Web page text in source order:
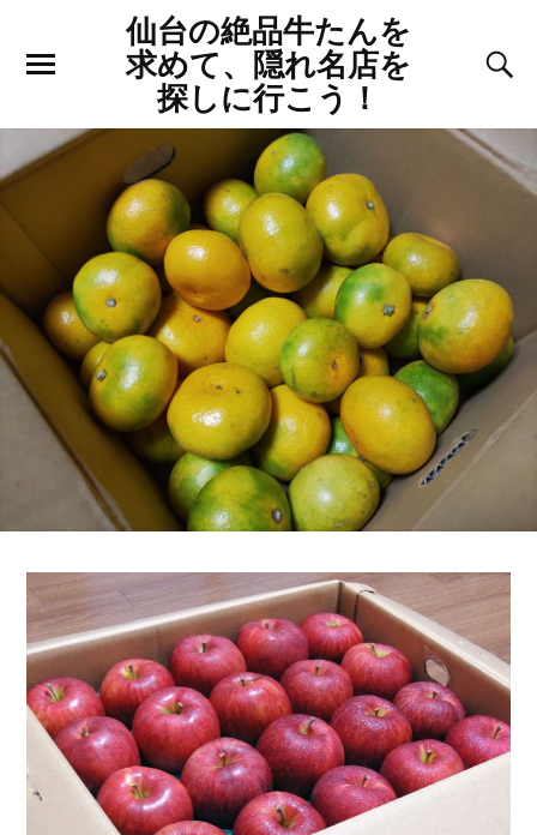
仙台の絶品牛たんを
求めて、隠れ名店を
探しに行こう！